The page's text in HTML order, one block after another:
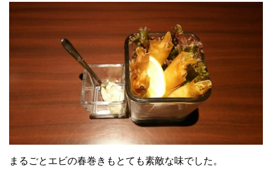
まるごとエビの春巻きもとても素敵な味でした。